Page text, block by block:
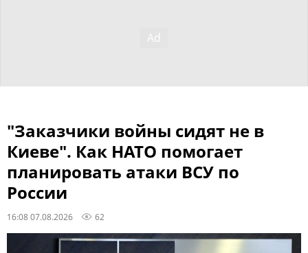
"Заказчики войны сидят не в
Киеве". Как НАТО помогает
планировать атаки ВСУ по
России
16:08 07.08.2026 62